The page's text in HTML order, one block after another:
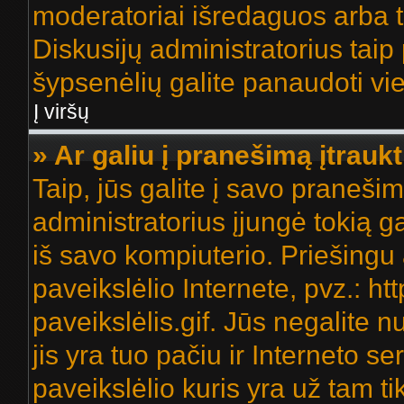
moderatoriai išredaguos arba
Diskusijų administratorius
šypsenėlių galite panaudoti
Į viršų
» Ar galiu į pranešimą
Taip, jūs galite į savo
administratorius įjungė tokią
iš savo kompiuterio.
paveikslėlio Internete, pvz.:
paveikslėlis.gif. Jūs negalite
jis yra tuo pačiu ir Interneto
paveikslėlio kuris yra už tam